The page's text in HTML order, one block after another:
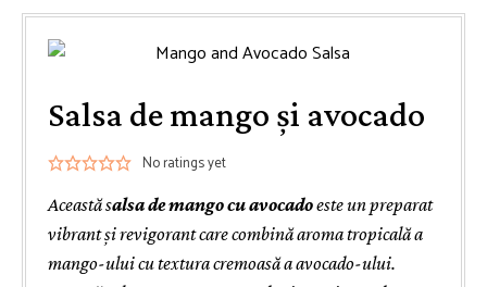
Salsa de mango și avocado
No ratings yet
Această salsa de mango cu avocadoeste un preparat
vibrant și revigorant care combină aroma tropicală a
mango-ului cu textura cremoasă a avocado-ului.